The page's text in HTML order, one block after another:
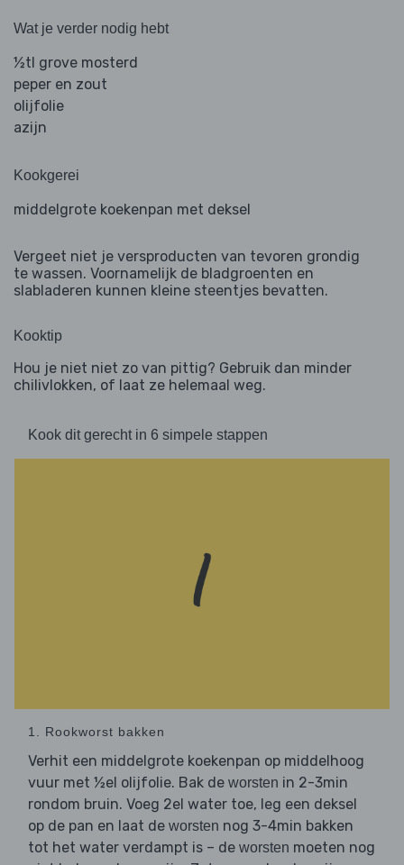
Wat je verder nodig hebt
½tl grove mosterd
peper en zout
olijfolie
azijn
Kookgerei
middelgrote koekenpan met deksel
Vergeet niet je versproducten van tevoren grondig
te wassen. Voornamelijk de bladgroenten en
slabladeren kunnen kleine steentjes bevatten.
Kooktip
Hou je niet niet zo van pittig? Gebruik dan minder
chilivlokken, of laat ze helemaal weg.
Kook dit gerecht in 6 simpele stappen
1. Rookworst bakken
Verhit een middelgrote koekenpan op middelhoog
vuur met ½el olijfolie. Bak de worsten in 2-3min
rondom bruin. Voeg 2el water toe, leg een deksel
op de pan en laat de worsten nog 3-4min bakken
tot het water verdampt is – de worsten moeten nog